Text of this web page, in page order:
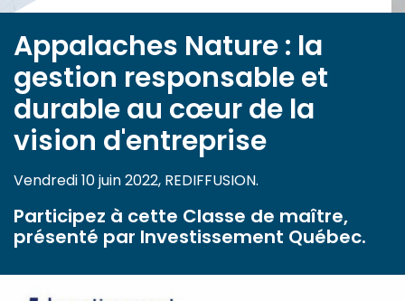
Appalaches Nature : la
gestion responsable et
durable au cœur de la
vision d'entreprise
Vendredi 10 juin 2022, REDIFFUSION.
Participez à cette Classe de maître,
présenté par Investissement Québec.